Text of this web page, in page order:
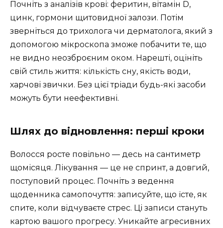
Почніть з аналізів крові: феритин, вітамін D,
цинк, гормони щитовидної залози. Потім
зверніться до трихолога чи дерматолога, який з
допомогою мікроскопа зможе побачити те, що
не видно неозброєним оком. Нарешті, оцініть
свій стиль життя: кількість сну, якість води,
харчові звички. Без цієї тріади будь-які засоби
можуть бути неефективні.
Шлях до відновлення: перші кроки
Волосся росте повільно — десь на сантиметр
щомісяця. Лікування — це не спринт, а довгий,
поступовий процес. Почніть з ведення
щоденника самопочуття: записуйте, що їсте, як
спите, коли відчуваєте стрес. Ці записи стануть
картою вашого прогресу. Уникайте агресивних